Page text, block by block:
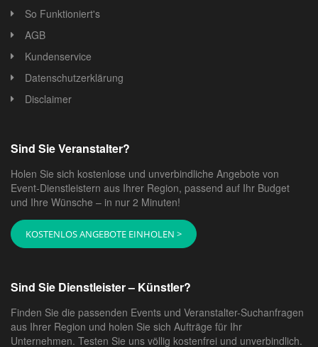
So Funktioniert's
AGB
Kundenservice
Datenschutzerklärung
Disclaimer
Sind Sie Veranstalter?
Holen Sie sich kostenlose und unverbindliche Angebote von
Event-Dienstleistern aus Ihrer Region, passend auf Ihr Budget
und Ihre Wünsche – in nur 2 Minuten!
KOSTENLOS ANGEBOTE EINHOLEN >
Sind Sie Dienstleister – Künstler?
Finden Sie die passenden Events und Veranstalter-Suchanfragen
aus Ihrer Region und holen Sie sich Aufträge für Ihr
Unternehmen. Testen Sie uns völlig kostenfrei und unverbindlich.